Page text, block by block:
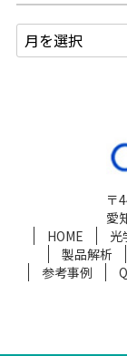
〒
愛
HOME
光
製品解析
参考事例